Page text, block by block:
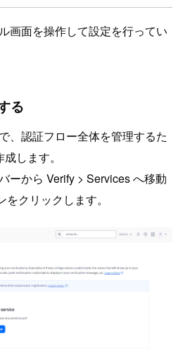
画面を操作して設定を行ってい
る
、認証フロー全体を管理するた
します。
ーから Verify > Services へ移動
クリックします。